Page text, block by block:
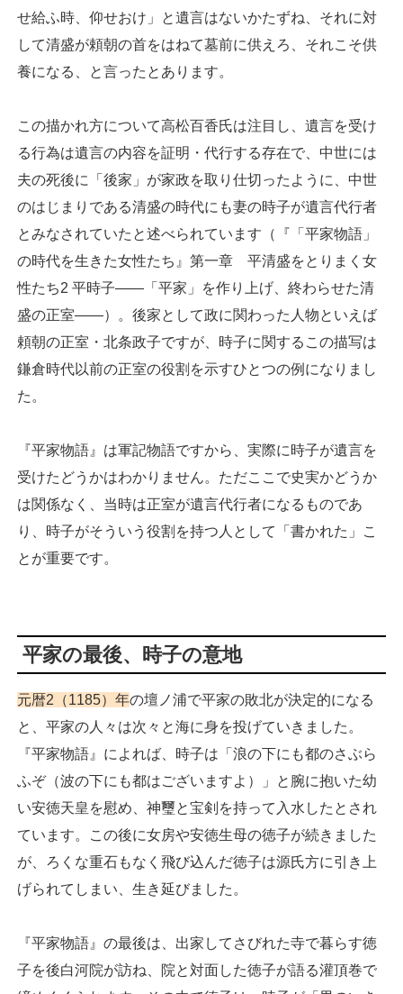
せ給ふ時、仰せおけ」と遺言はないかたずね、それに対
して清盛が頼朝の首をはねて墓前に供えろ、それこそ供
養になる、と言ったとあります。
この描かれ方について高松百香氏は注目し、遺言を受け
る行為は遺言の内容を証明・代行する存在で、中世には
夫の死後に「後家」が家政を取り仕切ったように、中世
のはじまりである清盛の時代にも妻の時子が遺言代行者
とみなされていたと述べられています（『「平家物語」
の時代を生きた女性たち』第一章 平清盛をとりまく女
性たち2 平時子――「平家」を作り上げ、終わらせた清
盛の正室――）。後家として政に関わった人物といえば
頼朝の正室・北条政子ですが、時子に関するこの描写は
鎌倉時代以前の正室の役割を示すひとつの例になりまし
た。
『平家物語』は軍記物語ですから、実際に時子が遺言を
受けたどうかはわかりません。ただここで史実かどうか
は関係なく、当時は正室が遺言代行者になるものであ
り、時子がそういう役割を持つ人として「書かれた」こ
とが重要です。
平家の最後、時子の意地
元暦2（1185）年の壇ノ浦で平家の敗北が決定的になる
と、平家の人々は次々と海に身を投げていきました。
『平家物語』によれば、時子は「浪の下にも都のさぶら
ふぞ（波の下にも都はございますよ）」と腕に抱いた幼
い安徳天皇を慰め、神璽と宝剣を持って入水したとされ
ています。この後に女房や安徳生母の徳子が続きました
が、ろくな重石もなく飛び込んだ徳子は源氏方に引き上
げられてしまい、生き延びました。
『平家物語』の最後は、出家してさびれた寺で暮らす徳
子を後白河院が訪ね、院と対面した徳子が語る灌頂巻で